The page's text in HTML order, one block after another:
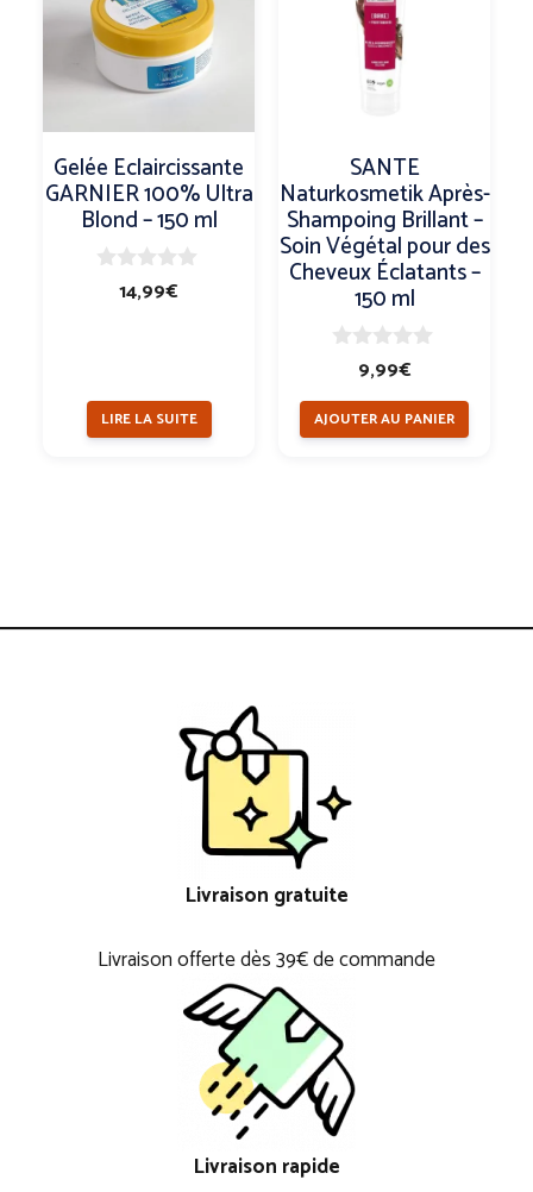
Gelée Eclaircissante
GARNIER 100% Ultra
Blond – 150 ml
14,99€
LIRE LA SUITE
SANTE
Naturkosmetik Après-
Shampoing Brillant –
Soin Végétal pour des
Cheveux Éclatants –
150 ml
u
r
5
9,99€
AJOUTER AU PANIER
Livraison gratuite
Livraison offerte dès 39€ de commande
Livraison rapide